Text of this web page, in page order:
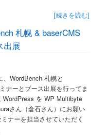
[続きを読む]
札幌 & baserCMS
出展
WordBench 札幌と
ナーとブース出展を行ってま
WordPress を WP Multibyte
さん（倉石さん）にお願い
ナーを担当させていただく